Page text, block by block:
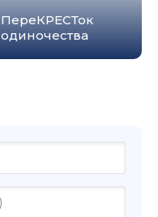
ПереКРЕСТок
одиночества